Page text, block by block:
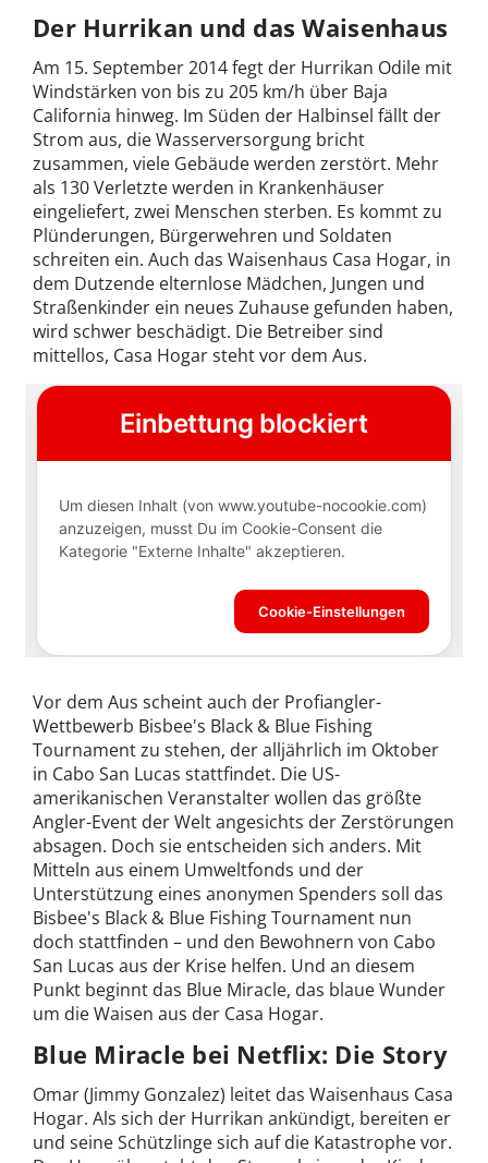
Der Hurrikan und das Waisenhaus
Am 15. September 2014 fegt der Hurrikan Odile mit
Windstärken von bis zu 205 km/h über Baja
California hinweg. Im Süden der Halbinsel fällt der
Strom aus, die Wasserversorgung bricht
zusammen, viele Gebäude werden zerstört. Mehr
als 130 Verletzte werden in Krankenhäuser
eingeliefert, zwei Menschen sterben. Es kommt zu
Plünderungen, Bürgerwehren und Soldaten
schreiten ein. Auch das Waisenhaus Casa Hogar, in
dem Dutzende elternlose Mädchen, Jungen und
Straßenkinder ein neues Zuhause gefunden haben,
wird schwer beschädigt. Die Betreiber sind
mittellos, Casa Hogar steht vor dem Aus.
Vor dem Aus scheint auch der Profiangler-
Wettbewerb Bisbee's Black & Blue Fishing
Tournament zu stehen, der alljährlich im Oktober
in Cabo San Lucas stattfindet. Die US-
amerikanischen Veranstalter wollen das größte
Angler-Event der Welt angesichts der Zerstörungen
absagen. Doch sie entscheiden sich anders. Mit
Mitteln aus einem Umweltfonds und der
Unterstützung eines anonymen Spenders soll das
Bisbee's Black & Blue Fishing Tournament nun
doch stattfinden – und den Bewohnern von Cabo
San Lucas aus der Krise helfen. Und an diesem
Punkt beginnt das Blue Miracle, das blaue Wunder
um die Waisen aus der Casa Hogar.
Blue Miracle bei Netflix: Die Story
Omar (Jimmy Gonzalez) leitet das Waisenhaus Casa
Hogar. Als sich der Hurrikan ankündigt, bereiten er
und seine Schützlinge sich auf die Katastrophe vor.